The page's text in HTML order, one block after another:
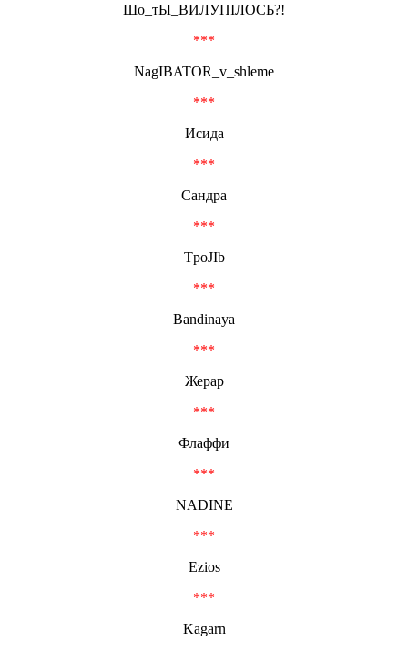
Шо_тЫ_ВИЛУПIЛОСЬ?!
***
NagIBATOR_v_shleme
***
Исида
***
Сандра
***
TpoJIb
***
Bandinaya
***
Жерар
***
Флаффи
***
NADINE
***
Ezios
***
Kagarn